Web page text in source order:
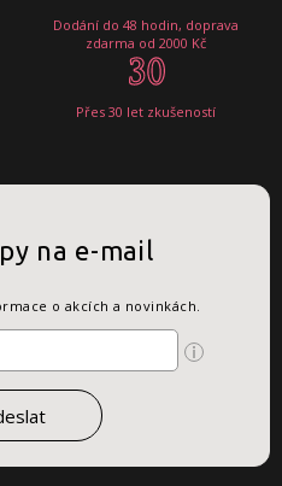
Dodání do 48 hodin, doprava
zdarma od 2000 Kč
Přes 30 let zkušeností
na e-mail
o akcích a novinkách.